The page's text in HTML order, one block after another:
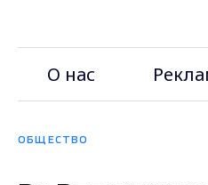
О нас
ОБЩЕСТВО